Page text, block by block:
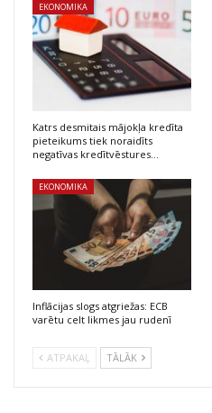
EKONOMIKA
Katrs desmitais mājokļa kredīta
pieteikums tiek noraidīts
negatīvas kredītvēstures…
EKONOMIKA
Inflācijas slogs atgriežas: ECB
varētu celt likmes jau rudenī
ATPAKAĻ TĀLĀK